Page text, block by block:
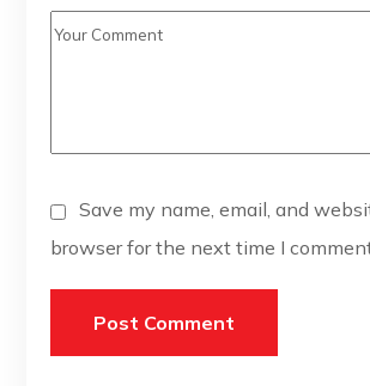
Save my name, email, and
browser for the next time I